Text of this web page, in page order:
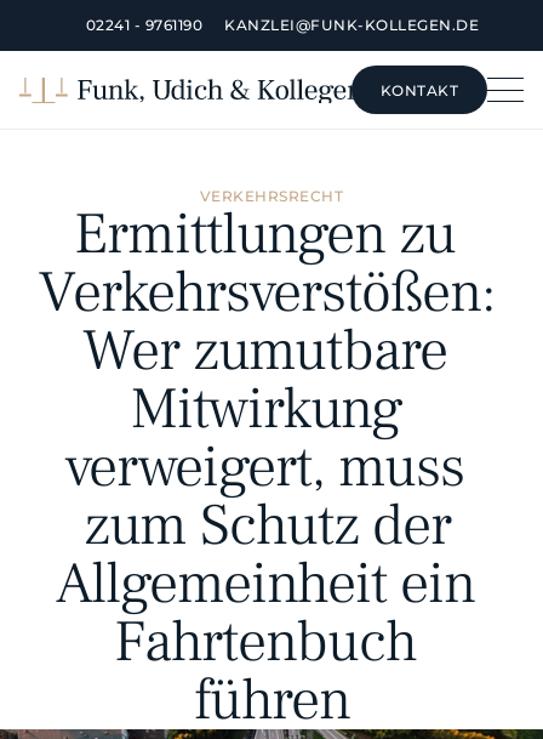
02241 - 9761190 KANZLEI@FUNK-KOLLEGEN.DE
KONTAKT
VERKEHRSRECHT
Ermittlungen zu
Verkehrsverstößen:
Wer zumutbare
Mitwirkung
verweigert, muss
zum Schutz der
Allgemeinheit ein
Fahrtenbuch
führen